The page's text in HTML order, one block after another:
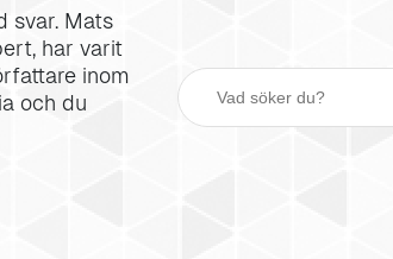
svar. Mats
har varit
inom
och du